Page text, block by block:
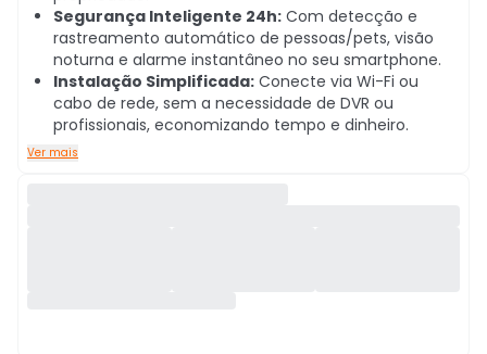
Segurança Inteligente 24h: Com detecção e
rastreamento automático de pessoas/pets, visão
noturna e alarme instantâneo no seu smartphone.
Instalação Simplificada: Conecte via Wi-Fi ou
cabo de rede, sem a necessidade de DVR ou
profissionais, economizando tempo e dinheiro.
Ver mais